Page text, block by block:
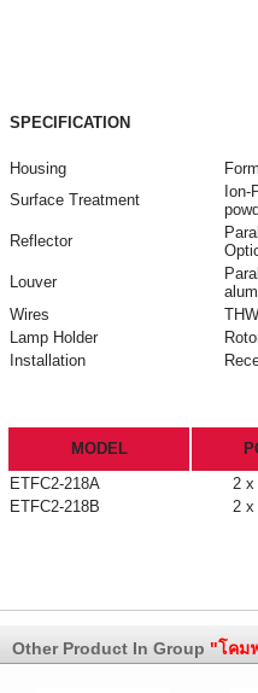
SPECIFICATION
Housing
Surface Treatment
Reflector
Louver
Wires
Lamp Holder
Installation
MODEL
ETFC2-218A
2 x
ETFC2-218B
2 x
Other Product In Group "โคม